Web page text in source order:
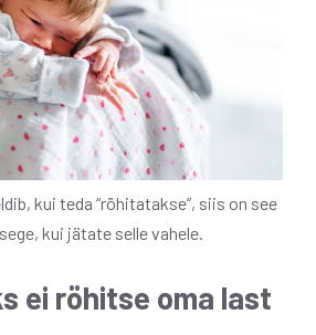
kui teda “röhitatakse”, siis on see
kui jätate selle vahele.
ei röhitse oma last